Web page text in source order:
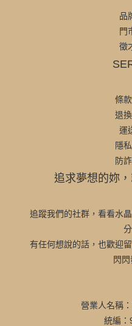
品
門
徵
條
退
運
隱
防
追求夢想的妳
追蹤我們的社群，看看水
有任何想說的話，也歡迎
閃
營業人名稱
統編：